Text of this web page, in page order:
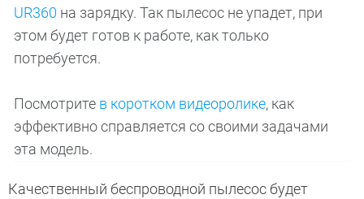
UR360 на зарядку. Так пылесос не упадет, при
этом будет готов к работе, как только
потребуется.
Посмотрите в коротком видеоролике, как
эффективно справляется со своими задачами
эта модель.
Качественный беспроводной пылесос будет